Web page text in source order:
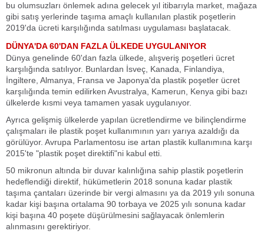
bu olumsuzları önlemek adına gelecek yıl itibarıyla market, mağaza
gibi satış yerlerinde taşıma amaçlı kullanılan plastik poşetlerin
2019'da ücreti karşılığında satılması uygulaması başlatacak.
DÜNYA'DA 60'DAN FAZLA ÜLKEDE UYGULANIYOR
Dünya genelinde 60'dan fazla ülkede, alışveriş poşetleri ücret
karşılığında satılıyor. Bunlardan İsveç, Kanada, Finlandiya,
İngiltere, Almanya, Fransa ve Japonya'da plastik poşetler ücret
karşılığında temin edilirken Avustralya, Kamerun, Kenya gibi bazı
ülkelerde kısmi veya tamamen yasak uygulanıyor.
Ayrıca gelişmiş ülkelerde yapılan ücretlendirme ve bilinçlendirme
çalışmaları ile plastik poşet kullanımının yarı yarıya azaldığı da
görülüyor. Avrupa Parlamentosu ise artan plastik kullanımına karşı
2015'te "plastik poşet direktifi"ni kabul etti.
50 mikronun altında bir duvar kalınlığına sahip plastik poşetlerin
hedeflendiği direktif, hükümetlerin 2018 sonuna kadar plastik
taşıma çantaları üzerinde bir vergi almasını ya da 2019 yılı sonuna
kadar kişi başına ortalama 90 torbaya ve 2025 yılı sonuna kadar
kişi başına 40 poşete düşürülmesini sağlayacak önlemlerin
alınmasını gerektiriyor.